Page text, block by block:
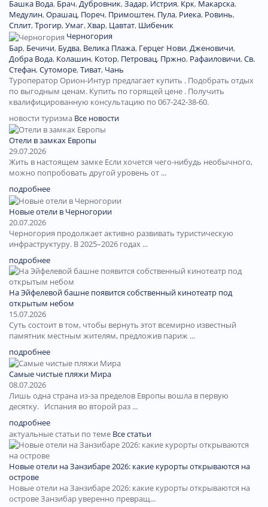
Башка Вода, Брач,Дубровник,Задар, Истрия, Крк, Макарска,
Медулин,Орашац, Пореч, Примоштен, Пула, Риека, Ровинь,
Сплит,Трогир,Умаг,Хвар, Цавтат, Шибеник
Черногория
Бар, Бечичи, Будва, Велика Плажа, Герцег Нови,Дженовичи,
Добра Вода, Колашин, Котор, Петровац, Пржно, Рафаиловичи,Св.
Стефан,Сутоморе,Тиват, Чань
Туроператор Орион-Интур предлагает купить . Подобрать отдых
по выгодным ценам. Купить по горящей цене . Получить
квалифицированную консультацию по 067-242-38-60.
новости туризма Все новости
Отели в замках Европы
29.07.2026
Жить в настоящем замке Если хочется чего-нибудь необычного,
можно попробовать другой уровень от ...
подробнее
Новые отели в Черногории
20.07.2026
Черногория продолжает активно развивать туристическую
инфраструктуру. В 2025–2026 годах ...
подробнее
На Эйфелевой башне появится собственный кинотеатр под
открытым небом
15.07.2026
Суть состоит в том, чтобы вернуть этот всемирно известный
памятник местным жителям, предложив париж ...
подробнее
Самые чистые пляжи Мира
08.07.2026
Лишь одна страна из-за пределов Европы вошла в первую
десятку. Испания во второй раз ...
подробнее
актуальные статьи по теме Все статьи
Новые отели на Занзибаре 2026: какие курорты открываются на
острове
Новые отели на Занзибаре 2026: какие курорты открываются на
острове Занзибар уверенно превращ...